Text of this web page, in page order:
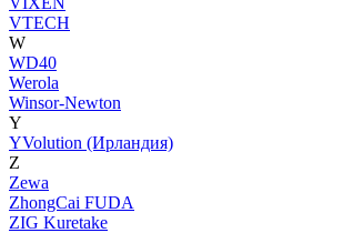
VTECH
W
WD40
Werola
Winsor-Newton
Y
YVolution (Ирландия)
Z
Zewa
ZhongCai FUDA
ZIG Kuretake